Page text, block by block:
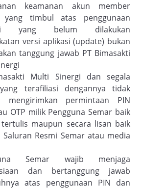
keamanan akun member
yang timbul atas penggunaan
yang belum dilakukan
versi aplikasi (update) bukan
tanggung jawab PT Bimasakti
Multi Sinergi dan segala
terafiliasi dengannya tidak
mengirimkan permintaan PIN
OTP milik Pengguna Semar baik
maupun secara lisan baik
Saluran Resmi Semar atau media
Semar wajib menjaga
dan bertanggung jawab
atas penggunaan PIN dan